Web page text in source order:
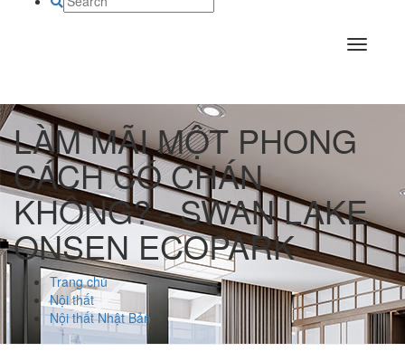
LÀM MÃI MỘT PHONG
CÁCH CÓ CHÁN
KHÔNG? - SWAN LAKE
ONSEN ECOPARK
Trang chủ
Nội thất
Nội thất Nhật Bản